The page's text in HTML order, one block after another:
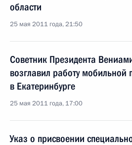
области
25 мая 2011 года, 21:50
Советник Президента
возглавил работу мобильной
в Екатеринбурге
25 мая 2011 года, 17:00
Указ о присвоении